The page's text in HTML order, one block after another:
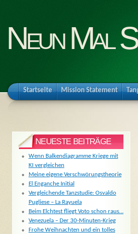
Neun Mal
Startseite Mission Statement
NEUESTE BEITRÄGE
Wenn Balkendiagramme Kriege mit
KI vergleichen
Meine eigene Verschwörungstheorie
El Enganche Initial
Vergleichende Tanzstudie: Osvaldo
Pugliese – La Rayuela
Beim Elchtest fliegt Voto schon raus…
Venezuela – Der 30-Minuten-Krieg
Frohe Weihnachten und ein tolles